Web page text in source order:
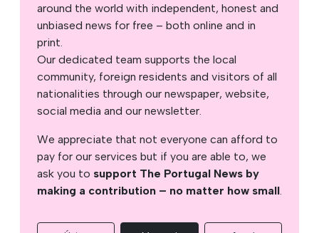
around the world with independent, honest and
unbiased news for free – both online and in
print.
Our dedicated team supports the local
community, foreign residents and visitors of all
nationalities through our newspaper, website,
social media and our newsletter.
We appreciate that not everyone can afford to
pay for our services but if you are able to, we
ask you to support The Portugal News by
making a contribution – no matter how small.